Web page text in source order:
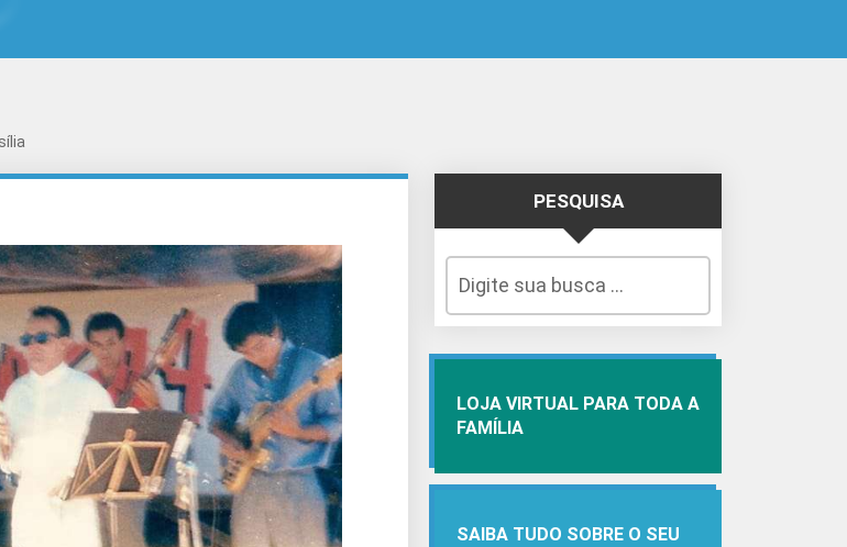
PESQUISA
LOJA VIRTUAL PARA TODA A
FAMÍLIA
SAIBA TUDO SOBRE O SEU